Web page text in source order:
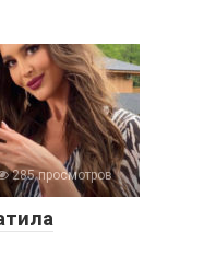
285 просмотров